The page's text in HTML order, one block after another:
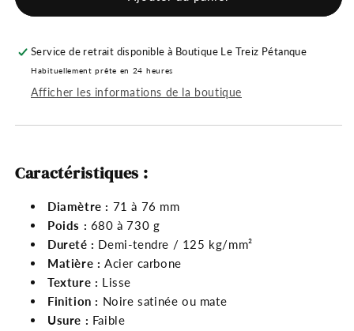
Carbone
tendre
Carbone
tendre
Service de retrait disponible à Boutique Le Treiz Pétanque
Habituellement prête en 24 heures
Afficher les informations de la boutique
Caractéristiques :
Diamètre : 71 à 76 mm
Poids : 680 à 730 g
Dureté : Demi-tendre / 125 kg/mm²
Matière : Acier carbone
Texture : Lisse
Finition : Noire satinée ou mate
Usure : Faible